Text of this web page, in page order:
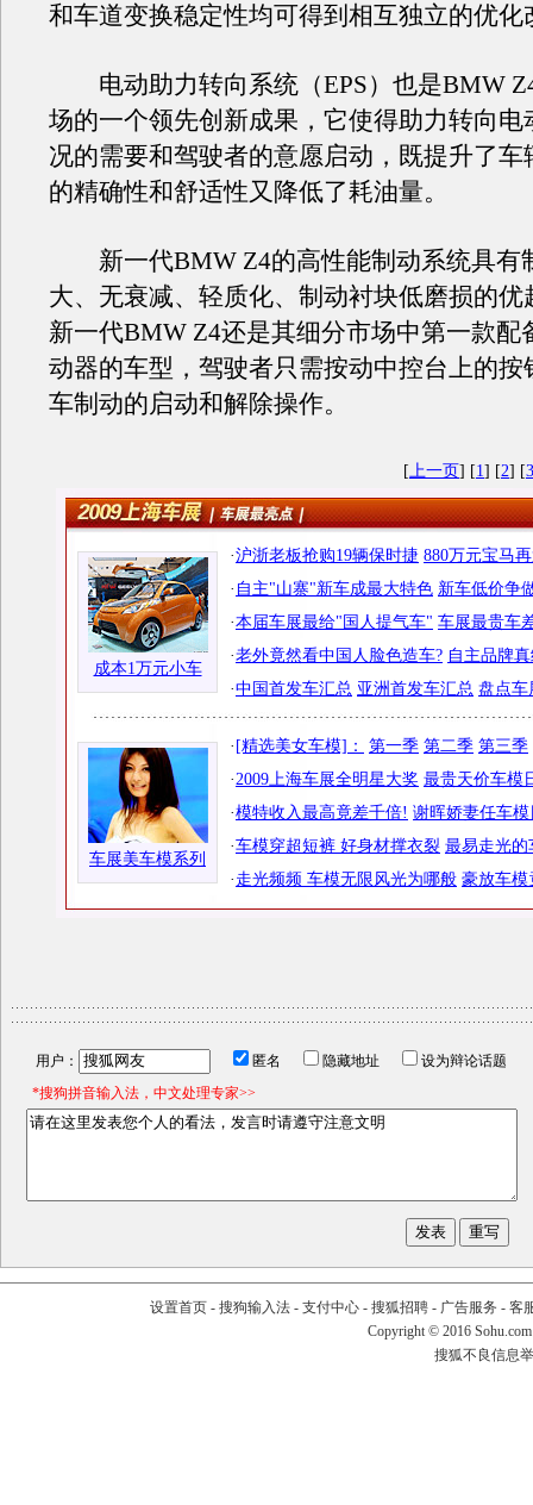
和车道变换稳定性均可得到相互独立的优化
电动助力转向系统（EPS）也是BMW
场的一个领先创新成果，它使得助力转向电
况的需要和驾驶者的意愿启动，既提升了车
的精确性和舒适性又降低了耗油量。
新一代BMW Z4的高性能制动系统具有
大、无衰减、轻质化、制动衬块低磨损的优
新一代BMW Z4还是其细分市场中第一款配
动器的车型，驾驶者只需按动中控台上的按
车制动的启动和解除操作。
[上一页] [1] [2] [3
成本1万元小车
·沪浙老板抢购19辆保时捷 880万元宝马
· 自主"山寨"新车成最大特色 新车低价争
·本届车展最给"国人提气车" 车展最贵车
·老外竟然看中国人脸色造车? 自主品牌
·中国首发车汇总 亚洲首发车汇总 盘点车
车展美车模系列
· [精选美女车模]： 第一季 第二季 第三季
·2009上海车展全明星大奖 最贵天价车模
·模特收入最高竟差千倍! 谢晖娇妻任车
·车模穿超短裤 好身材撑衣裂 最易走光的
· 走光频频 车模无限风光为哪般 豪放车模
用户： 匿名 隐藏地址
设为辩论话题
*搜狗拼音输入法，中文处理专家>>
设置首页- 搜狗输入法- 支付中心- 搜狐招聘- 广告服务 - 客
Copyright © 2016
搜狐不良信息